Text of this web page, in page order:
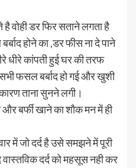
डर फिर सताने लगता है
होने का ,डर फीस ना दे पाने
धीरे कांपती हुई घर की तरफ
फसल बर्बाद हो गई और खुशी
ताना सुनने लगी।
बर्फी खाने का शौक मन में ही
में जो दर्द है उसे समझने में पूरी
वास्तविक दर्द को महसूस नही कर